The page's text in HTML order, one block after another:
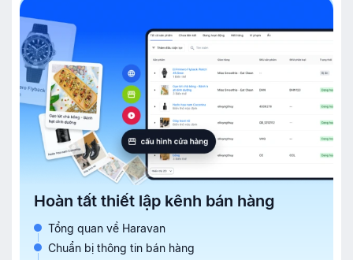
Hoàn tất thiết lập kênh bán hàng
Tổng quan về Haravan
Chuẩn bị thông tin bán hàng